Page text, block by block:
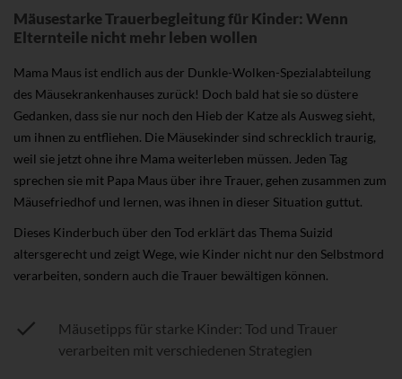
Mäusestarke Trauerbegleitung für Kinder: Wenn
Elternteile nicht mehr leben wollen
Mama Maus ist endlich aus der Dunkle-Wolken-Spezialabteilung
des Mäusekrankenhauses zurück! Doch bald hat sie so düstere
Gedanken, dass sie nur noch den Hieb der Katze als Ausweg sieht,
um ihnen zu entfliehen. Die Mäusekinder sind schrecklich traurig,
weil sie jetzt ohne ihre Mama weiterleben müssen. Jeden Tag
sprechen sie mit Papa Maus über ihre Trauer, gehen zusammen zum
Mäusefriedhof und lernen, was ihnen in dieser Situation guttut.
Dieses Kinderbuch über den Tod erklärt das Thema Suizid
altersgerecht und zeigt Wege, wie Kinder nicht nur den Selbstmord
verarbeiten, sondern auch die Trauer bewältigen können.
Mäusetipps für starke Kinder: Tod und Trauer
verarbeiten mit verschiedenen Strategien